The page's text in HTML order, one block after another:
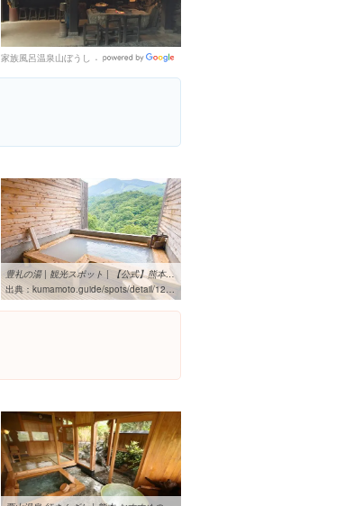
家族風呂温泉山ぼうし
Places
豊礼の湯 | 観光スポット | 【公式】熊本県観光サイト もっと、もーっ ...
出典： kumamoto.guide/spots/detail/12750